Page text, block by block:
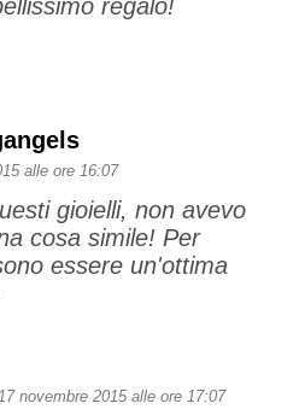
regalo!
alle ore 16:07
gioielli, non avevo
cosa simile! Per
essere un'ottima
novembre 2015 alle ore 17:07